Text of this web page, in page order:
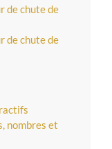
de chute de
de chute de
nombres et